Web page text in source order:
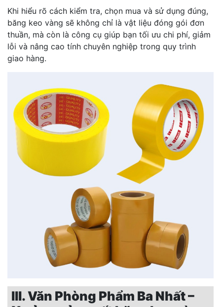
Khi hiểu rõ cách kiểm tra, chọn mua và sử dụng đúng,
băng keo vàng sẽ không chỉ là vật liệu đóng gói đơn
thuần, mà còn là công cụ giúp bạn tối ưu chi phí, giảm
lỗi và nâng cao tính chuyên nghiệp trong quy trình
giao hàng.
III. Văn Phòng Phẩm Ba Nhất –